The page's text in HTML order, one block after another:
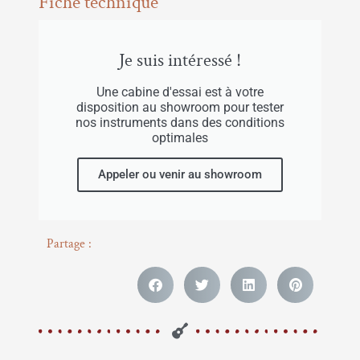
Je suis intéressé !
Une cabine d'essai est à votre
disposition au showroom pour tester
nos instruments dans des conditions
optimales
Appeler ou venir au showroom
Partage :